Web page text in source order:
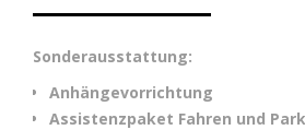
Sonderausstattung:
Anhängevorrichtung
Assistenzpaket Fahren und